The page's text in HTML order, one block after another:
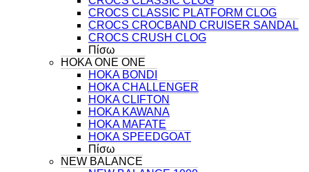
CROCS CLASSIC PLATFORM CLOG
CROCS CROCBAND CRUISER SANDAL
CROCS CRUSH CLOG
Πίσω
HOKA ONE ONE
HOKA BONDI
HOKA CHALLENGER
HOKA CLIFTON
HOKA KAWANA
HOKA MAFATE
HOKA SPEEDGOAT
Πίσω
NEW BALANCE